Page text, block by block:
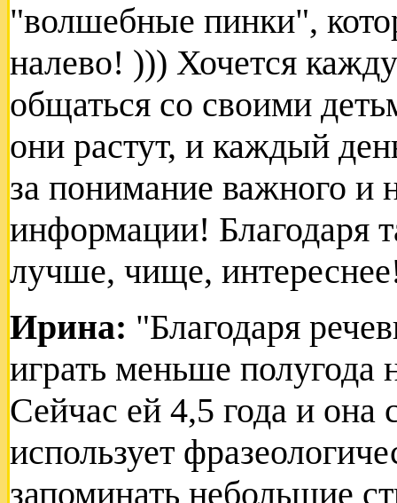
"волшебные пинки",
налево! ))) Хочется
общаться со своими
они растут, и каждый
за понимание важного и
информации! Благодаря
лучше, чище,
Ирина: "Благодаря
играть меньше полугода
Сейчас ей 4,5 года и она
использует
запоминать небольшие